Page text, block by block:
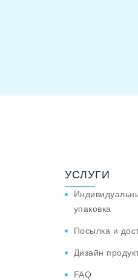
УСЛУГИ
упаковка
Посылка и
Дизайн
FAQ